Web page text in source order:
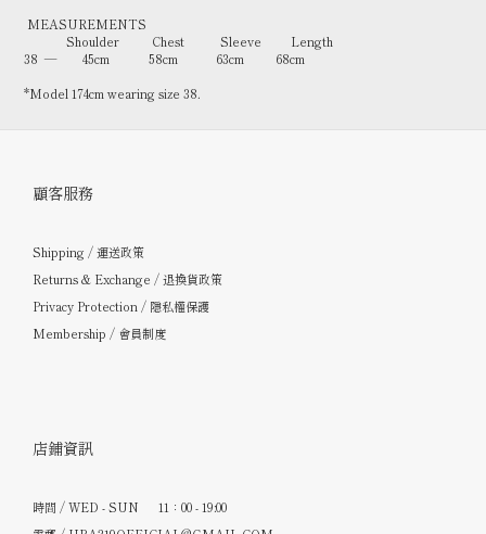
MEASUREMENTS
Shoulder Chest Sleeve Length
38 — 45cm 58cm 63cm 68cm
*Model 174cm wearing size 38.
顧客服務
Shipping / 運送政策
Returns & Exchange / 退換貨政策
Privacy Protection / 隱私權保護
Membership / 會員制度
店鋪資訊
時間 / WED - SUN 11：00 - 19:00